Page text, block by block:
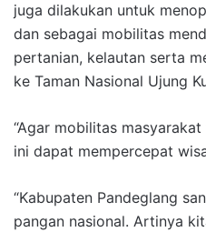
juga dilakukan untuk
dan sebagai mobilitas
pertanian, kelautan serta
ke Taman Nasional Ujung
“Agar mobilitas
ini dapat mempercepat
“Kabupaten Pandeglang
pangan nasional. Artinya